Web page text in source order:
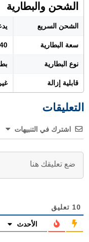
الشحن والبطارية
الشحن السريع
سعة البطارية 7040
نوع البطارية
قابلية إزالة
التعليقات
اشترك في التنبيهات
10 تعليق
الأحدث